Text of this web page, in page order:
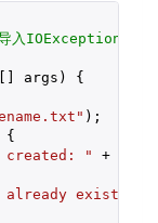
入IOException
args)
{
);
{
" +
exists."